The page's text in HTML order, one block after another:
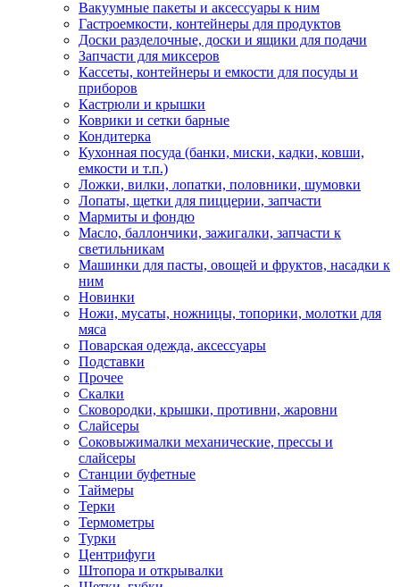
Вакуумные пакеты и аксессуары к ним
Гастроемкости, контейнеры для продуктов
Доски разделочные, доски и ящики для подачи
Запчасти для миксеров
Кассеты, контейнеры и емкости для посуды и
приборов
Кастрюли и крышки
Коврики и сетки барные
Кондитерка
Кухонная посуда (банки, миски, кадки, ковши,
емкости и т.п.)
Ложки, вилки, лопатки, половники, шумовки
Лопаты, щетки для пиццерии, запчасти
Мармиты и фондю
Масло, баллончики, зажигалки, запчасти к
светильникам
Машинки для пасты, овощей и фруктов, насадки к
ним
Новинки
Ножи, мусаты, ножницы, топорики, молотки для
мяса
Поварская одежда, аксессуары
Подставки
Прочее
Скалки
Сковородки, крышки, противни, жаровни
Слайсеры
Соковыжималки механические, прессы и
слайсеры
Станции буфетные
Таймеры
Терки
Термометры
Турки
Центрифуги
Штопора и открывалки